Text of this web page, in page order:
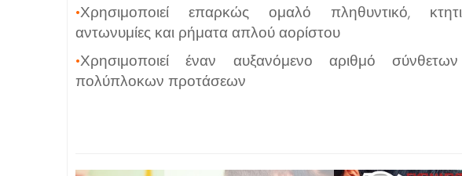
•Χρησιμοποιεί επαρκώς ομαλό πληθυντικό,
αντωνυμίες και ρήματα απλού αορίστου
•Χρησιμοποιεί έναν αυξανόμενο αριθμό
πολύπλοκων προτάσεων